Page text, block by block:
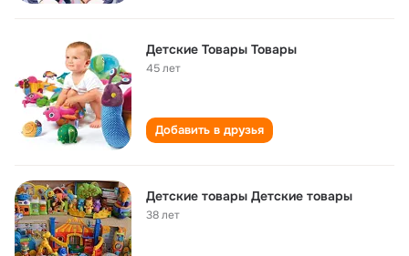
Детские Товары Товары
45 лет
Добавить в друзья
Детские товары Детские товары
38 лет